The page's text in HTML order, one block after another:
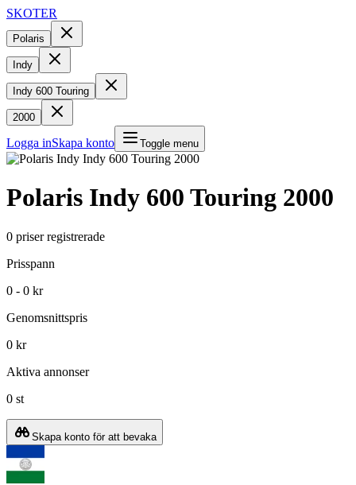
SKOTER
Polaris
Indy
Indy 600 Touring
2000
Logga inSkapa konto Toggle menu
Polaris Indy 600 Touring 2000
0 priser registrerade
Prisspann
0 - 0 kr
Genomsnittspris
0 kr
Aktiva annonser
0 st
Skapa konto för att bevaka